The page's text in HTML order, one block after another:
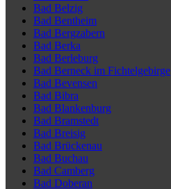
Bad Belzig
Bad Bentheim
Bad Bergzabern
Bad Berka
Bad Berleburg
Bad Berneck im Fichtelgebirge
Bad Bevensen
Bad Bibra
Bad Blankenburg
Bad Bramstedt
Bad Breisig
Bad Brückenau
Bad Buchau
Bad Camberg
Bad Doberan